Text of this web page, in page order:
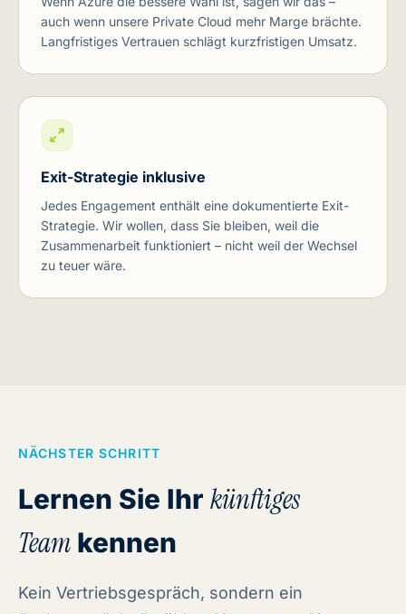
auch wenn unsere Private Cloud mehr Marge brächte.
Langfristiges Vertrauen schlägt kurzfristigen Umsatz.
Exit-Strategie inklusive
Jedes Engagement enthält eine dokumentierte Exit-
Strategie. Wir wollen, dass Sie bleiben, weil die
Zusammenarbeit funktioniert – nicht weil der Wechsel
zu teuer wäre.
NÄCHSTER SCHRITT
Lernen Sie Ihr künftiges
Team kennen
Kein Vertriebsgespräch, sondern ein